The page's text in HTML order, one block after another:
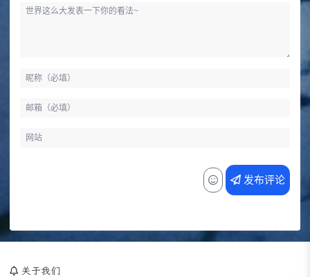
发布评论
关于我们